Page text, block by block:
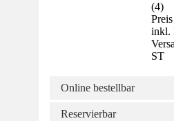
(4)
inkl.
ST
Online bestellbar
Reservierbar